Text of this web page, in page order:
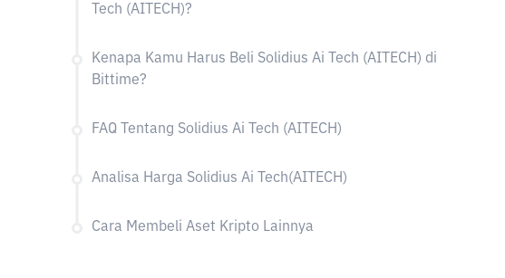
Tech (AITECH)?
Kenapa Kamu Harus Beli Solidius Ai Tech (AITECH) di
Bittime?
FAQ Tentang Solidius Ai Tech (AITECH)
Analisa Harga Solidius Ai Tech(AITECH)
Cara Membeli Aset Kripto Lainnya